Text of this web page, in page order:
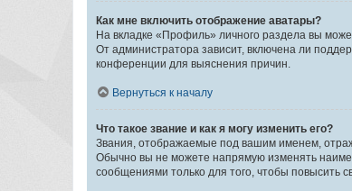
Как мне включить отображение аватары?
На вкладке «Профиль» личного раздела вы
От администратора зависит, включена ли
конференции для выяснения причин.
Вернуться к началу
Что такое звание и как я могу изменить его?
Звания, отображаемые под вашим именем,
Обычно вы не можете напрямую изменять
сообщениями только для того, чтобы повысить